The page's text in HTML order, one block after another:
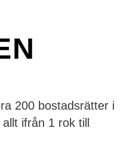
200 bostadsrätter i
ifrån 1 rok till